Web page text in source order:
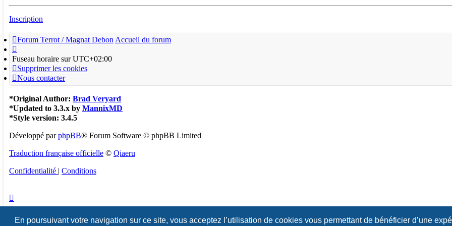
En poursuivant votre navigation sur ce site, vous acceptez l’utilisation de cookies vous permettant de bénéficier d’une
Inscription
Forum Terrot / Magnat Debon Accueil du forum
Fuseau horaire surUTC+02:00
Supprimer les cookies
Nous contacter
*Original Author: Brad Veryard
*Updated to 3.3.x by MannixMD
*Style version: 3.4.5
Développé parphpBB® Forum Software © phpBB Limited
Traduction française officielle © Qiaeru
Confidentialité | Conditions